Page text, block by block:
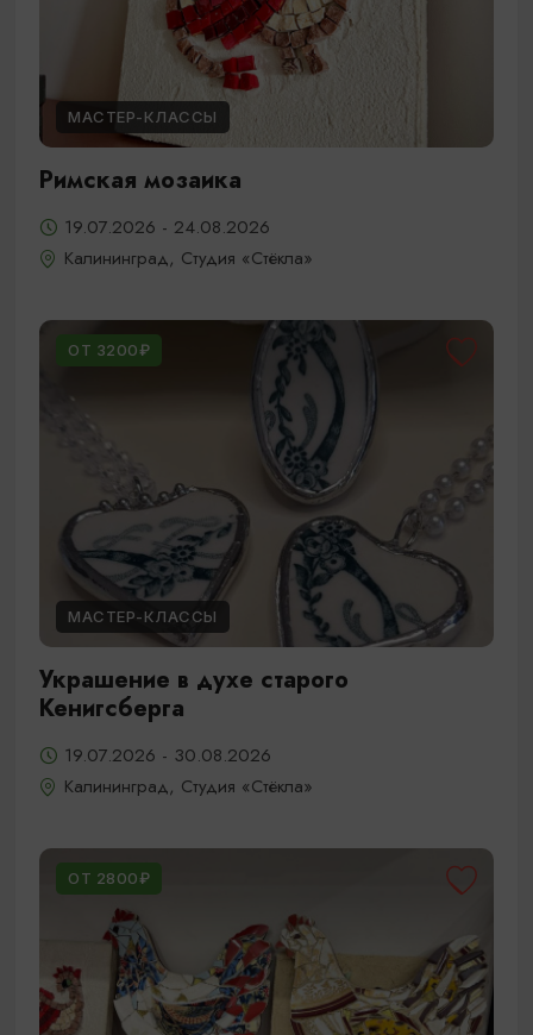
МАСТЕР-КЛАССЫ
Римская мозаика
19.07.2026 - 24.08.2026
Калининград, Студия «Стёкла»
ОТ 3200₽
МАСТЕР-КЛАССЫ
Украшение в духе старого
Кенигсберга
19.07.2026 - 30.08.2026
Калининград, Студия «Стёкла»
ОТ 2800₽